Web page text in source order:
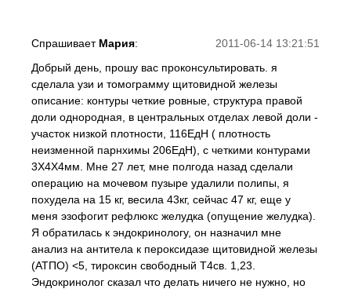
2011-06-14 13:21:51
Спрашивает Мария:
Добрый день, прошу вас проконсультировать. я
сделала узи и томограмму щитовидной железы
описание: контуры четкие ровные, структура правой
доли однородная, в центральных отделах левой доли -
участок низкой плотности, 116ЕдН ( плотность
неизменной парнхимы 206ЕдН), с четкими контурами
3Х4Х4мм. Мне 27 лет, мне полгода назад сделали
операцию на мочевом пузыре удалили полипы, я
похудела на 15 кг, весила 43кг, сейчас 47 кг, еще у
меня эзофогит рефлюкс желудка (опущение желудка).
Я обратилась к эндокринологу, он назначил мне
анализ на антитела к пероксидазе щитовидной железы
(АТПО) <5, тироксин свободный Т4св. 1,23.
Эндокринолог сказал что делать ничего не нужно, но